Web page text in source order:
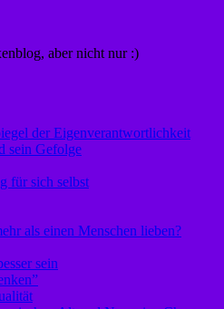
aber nicht nur :)
der Eigenverantwortlichkeit
sein Gefolge
für sich selbst
als einen Menschen lieben?
sein